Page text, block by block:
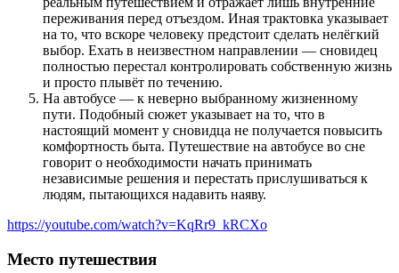
переживания перед отъездом. Иная трактовка указывает
на то, что вскоре человеку предстоит сделать нелёгкий
выбор. Ехать в неизвестном направлении — сновидец
полностью перестал контролировать собственную жизнь
и просто плывёт по течению.
На автобусе — к неверно выбранному жизненному
пути. Подобный сюжет указывает на то, что в
настоящий момент у сновидца не получается повысить
комфортность быта. Путешествие на автобусе во сне
говорит о необходимости начать принимать
независимые решения и перестать прислушиваться к
людям, пытающихся надавить наяву.
https://youtube.com/watch?v=KqRr9_kRCXo
Место путешествия